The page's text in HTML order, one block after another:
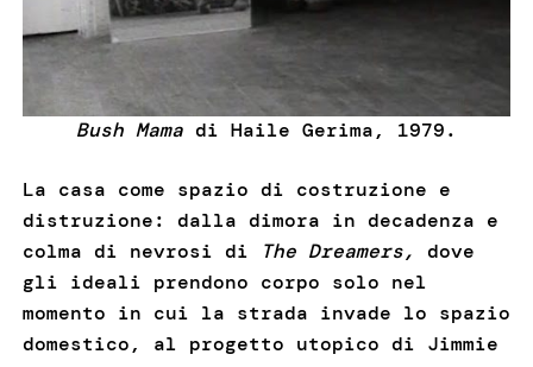
Bush Mama di Haile Gerima, 1979.
La casa come spazio di costruzione e
distruzione: dalla dimora in decadenza e
colma di nevrosi di
The Dreamers, dove
gli ideali prendono corpo solo nel
momento in cui la strada invade lo spazio
domestico, al progetto utopico di Jimmie